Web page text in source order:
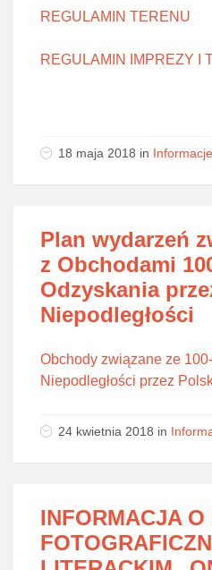
REGULAMIN TERENU
REGULAMIN IMPREZY I
18 maja 2018 in Informacje
Plan wydarzeń
z Obchodami
Odzyskania
Niepodległości
Obchody związane ze
Niepodległości przez
24 kwietnia 2018 in
INFORMACJA O